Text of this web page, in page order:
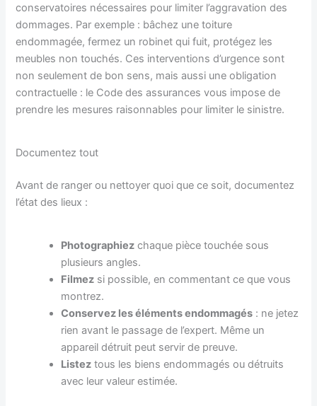
conservatoires nécessaires pour limiter l’aggravation des
dommages. Par exemple : bâchez une toiture
endommagée, fermez un robinet qui fuit, protégez les
meubles non touchés. Ces interventions d’urgence sont
non seulement de bon sens, mais aussi une obligation
contractuelle : le Code des assurances vous impose de
prendre les mesures raisonnables pour limiter le sinistre.
Documentez tout
Avant de ranger ou nettoyer quoi que ce soit, documentez
l’état des lieux :
Photographiez chaque pièce touchée sous
plusieurs angles.
Filmez si possible, en commentant ce que vous
montrez.
Conservez les éléments endommagés : ne jetez
rien avant le passage de l’expert. Même un
appareil détruit peut servir de preuve.
Listez tous les biens endommagés ou détruits
avec leur valeur estimée.